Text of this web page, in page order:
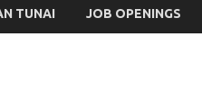
TUNAI JOB OPENINGS